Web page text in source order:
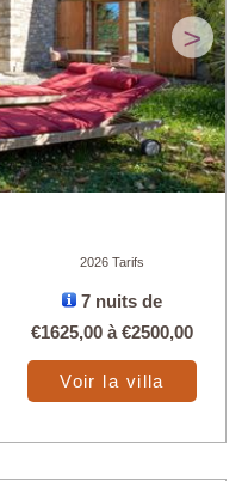
>
2026 Tarifs
7 nuits de
€1625,00 à€2500,00
Voir la villa